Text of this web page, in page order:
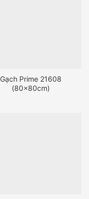
Gạch Prime 21608
(80x80cm)